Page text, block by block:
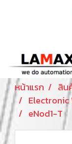
หน้าแรก สิน
Electronic
eNod1-T